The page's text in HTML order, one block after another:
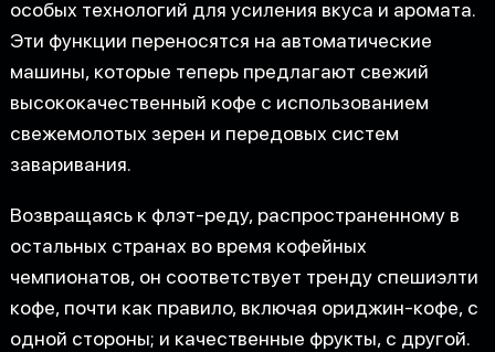
особых технологий для усиления вкуса и аромата.
Эти функции переносятся на автоматические
машины, которые теперь предлагают свежий
высококачественный кофе с использованием
свежемолотых зерен и передовых систем
заваривания.
Возвращаясь к флэт-реду, распространенному в
остальных странах во время кофейных
чемпионатов, он соответствует тренду спешиэлти
кофе, почти как правило, включая ориджин-кофе, с
одной стороны; и качественные фрукты, с другой.